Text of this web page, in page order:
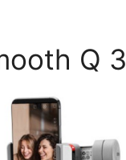
Q 3